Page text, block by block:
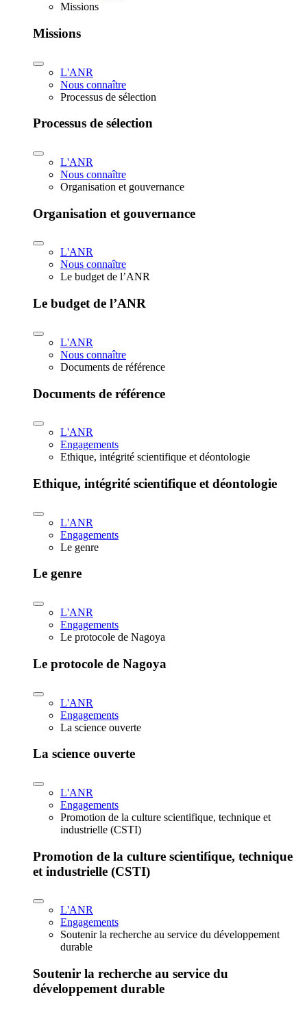
Missions
Missions
L'ANR
Nous connaître
Processus de sélection
Processus de sélection
L'ANR
Nous connaître
Organisation et gouvernance
Organisation et gouvernance
L'ANR
Nous connaître
Le budget de l’ANR
Le budget de l’ANR
L'ANR
Nous connaître
Documents de référence
Documents de référence
L'ANR
Engagements
Ethique, intégrité scientifique et déontologie
Ethique, intégrité scientifique et déontologie
L'ANR
Engagements
Le genre
Le genre
L'ANR
Engagements
Le protocole de Nagoya
Le protocole de Nagoya
L'ANR
Engagements
La science ouverte
La science ouverte
L'ANR
Engagements
Promotion de la culture scientifique, technique et
industrielle (CSTI)
Promotion de la culture scientifique, technique
et industrielle (CSTI)
L'ANR
Engagements
Soutenir la recherche au service du développement
durable
Soutenir la recherche au service du
développement durable